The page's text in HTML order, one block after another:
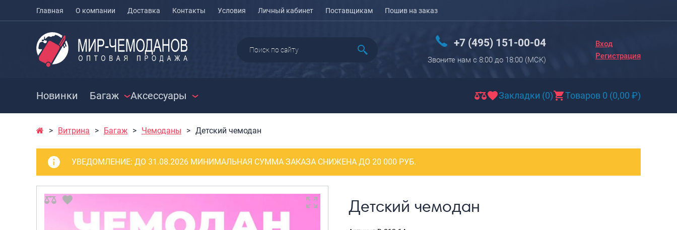
Главная О компании Доставка Контакты Условия Личный кабинет Поставщикам Пошив на заказ
+7 (495) 151-00-04
Звоните нам с 8:00 до 18:00 (МCK)
Вход
Регистрация
Новинки Багаж
Чемоданы на колесах
Чемоданы для
животных
Пилоты на колесах
Рюкзаки детские для
СУМКИ
Сумки колесные
Сумки спортивные
Сумки поясные
Сумки пляжные
Рюкзаки городские
Рюкзаки
подростковые
Ранцы школьные
Рюкзаки детские
Кейсы
Аксессуары Закладки (0) Товаров 0 (0,00 ₽)
Новинки
Чемоданы на колесах
Рюкзаки детские для детских
Витрина Багаж Чемоданы Детский чемодан
УВЕДОМЛЕНИЕ: ДО 31.08.2026 МИНИМАЛЬНАЯ СУММА ЗАКАЗА СНИЖЕНА ДО 20 000 РУБ.
Детский чемодан